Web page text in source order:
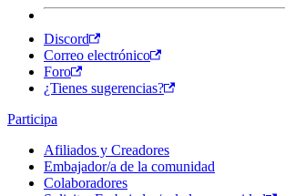
Discord
Correo electrónico
Foro
¿Tienes sugerencias?
Participa
Afiliados y Creadores
Embajador/a de la comunidad
Colaboradores